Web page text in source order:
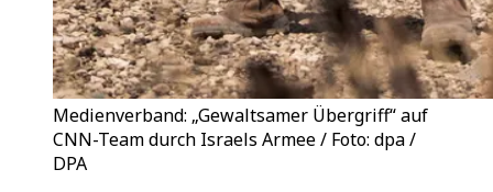
Medienverband: „Gewaltsamer Übergriff“ auf
CNN-Team durch Israels Armee / Foto: dpa /
DPA